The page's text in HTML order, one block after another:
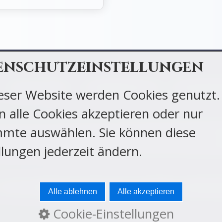
Kontakt Impressum
2026 RDB BV Rheinische
Website werden Cookies genutzt.
alle Cookies akzeptieren oder nur
auswählen. Sie können diese
jederzeit ändern.
Alle ablehnen Alle akzeptieren
Cookie-Einstellungen